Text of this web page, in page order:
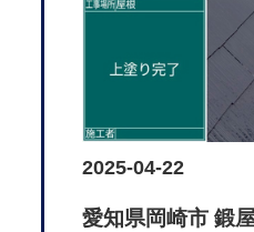
2025-04-22
愛知県岡崎市 鍛